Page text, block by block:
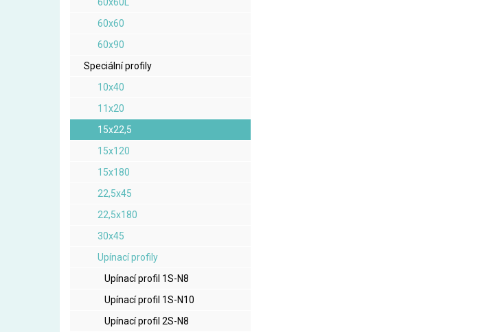
60x60L
60x60
60x90
Speciální profily
10x40
11x20
15x22,5
15x120
15x180
22,5x45
22,5x180
30x45
Upínací profily
Upínací profil 1S-N8
Upínací profil 1S-N10
Upínací profil 2S-N8